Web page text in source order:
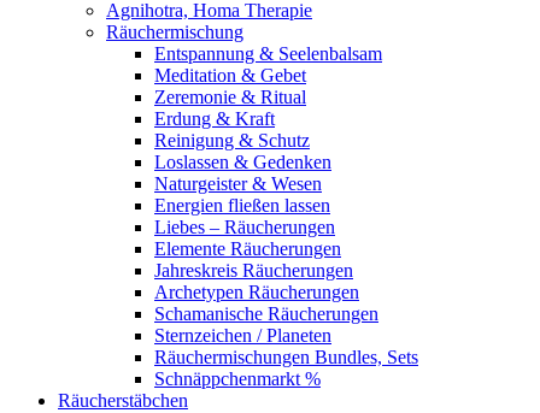
Agnihotra, Homa Therapie
Räuchermischung
Entspannung & Seelenbalsam
Meditation & Gebet
Zeremonie & Ritual
Erdung & Kraft
Reinigung & Schutz
Loslassen & Gedenken
Naturgeister & Wesen
Energien fließen lassen
Liebes – Räucherungen
Elemente Räucherungen
Jahreskreis Räucherungen
Archetypen Räucherungen
Schamanische Räucherungen
Sternzeichen / Planeten
Räuchermischungen Bundles, Sets
Schnäppchenmarkt %
Räucherstäbchen